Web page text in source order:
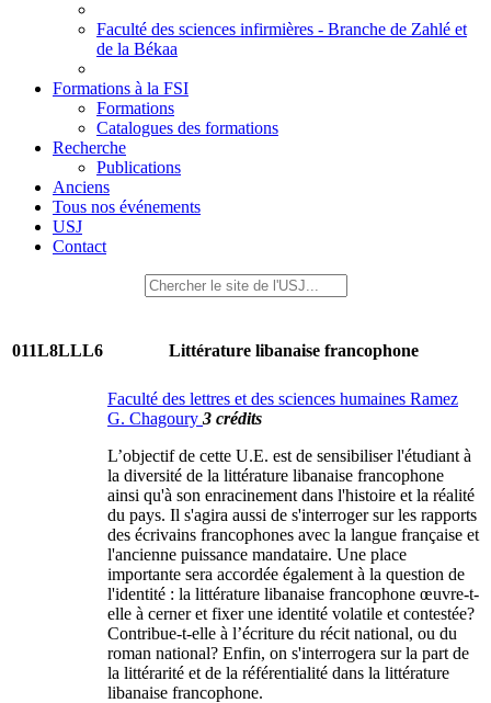
Faculté des sciences infirmières - Branche de Zahlé et
de la Békaa
Formations à la FSI
Formations
Catalogues des formations
Recherche
Publications
Anciens
Tous nos événements
USJ
Contact
011L8LLL6 Littérature libanaise francophone
Faculté des lettres et des sciences humaines Ramez
G. Chagoury 3 crédits
L’objectif de cette U.E. est de sensibiliser l'étudiant à
la diversité de la littérature libanaise francophone
ainsi qu'à son enracinement dans l'histoire et la réalité
du pays. Il s'agira aussi de s'interroger sur les rapports
des écrivains francophones avec la langue française et
l'ancienne puissance mandataire. Une place
importante sera accordée également à la question de
l'identité : la littérature libanaise francophone œuvre-t-
elle à cerner et fixer une identité volatile et contestée?
Contribue-t-elle à l’écriture du récit national, ou du
roman national? Enfin, on s'interrogera sur la part de
la littérarité et de la référentialité dans la littérature
libanaise francophone.